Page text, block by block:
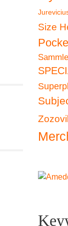
Size